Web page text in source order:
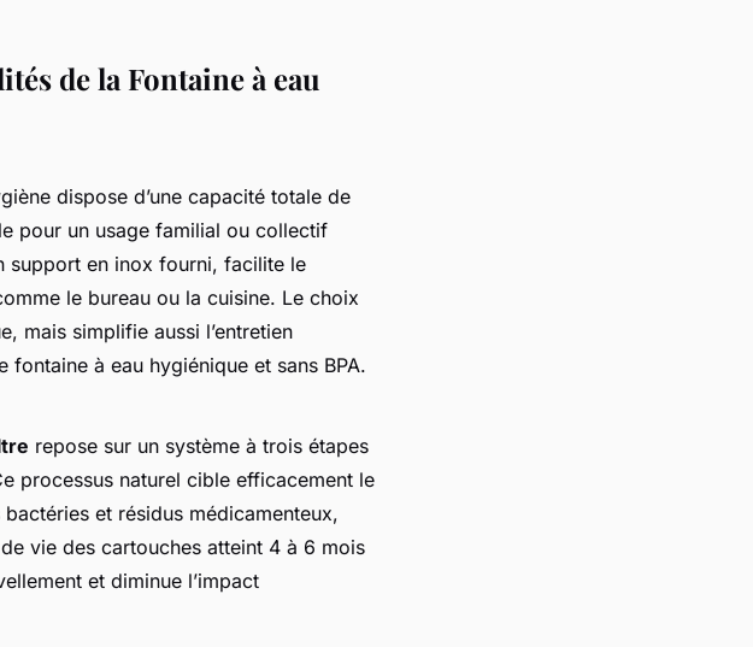
de la Fontaine à eau
dispose d’une capacité totale de
pour un usage familial ou collectif
support en inox fourni, facilite le
le bureau ou la cuisine. Le choix
mais simplifie aussi l’entretien
à eau hygiénique et sans BPA.
repose sur un système à trois étapes
processus naturel cible efficacement le
et résidus médicamenteux,
vie des cartouches atteint 4 à 6 mois
et diminue l’impact